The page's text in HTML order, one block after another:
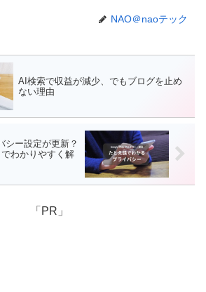
NAO＠naoテック
AI検索で収益が減少、でもブログを止め
ない理由
シー設定が更新？
わかりやすく解
「PR」